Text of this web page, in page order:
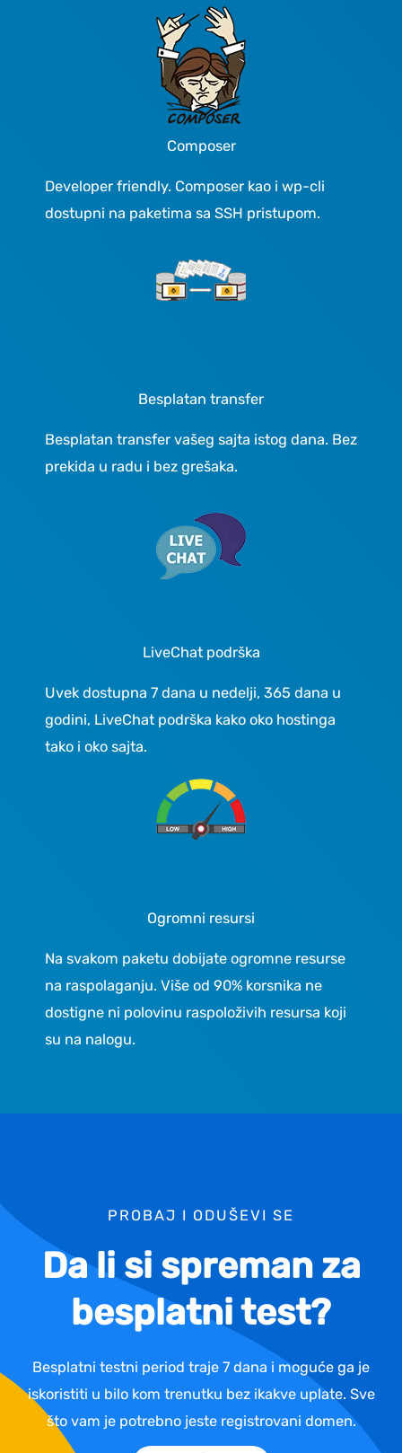
Composer
Developer friendly. Composer kao i wp-cli
dostupni na paketima sa SSH pristupom.
Besplatan transfer
Besplatan transfer vašeg sajta istog dana. Bez
prekida u radu i bez grešaka.
LiveChat podrška
Uvek dostupna 7 dana u nedelji, 365 dana u
godini, LiveChat podrška kako oko hostinga
tako i oko sajta.
Ogromni resursi
Na svakom paketu dobijate ogromne resurse
na raspolaganju. Više od 90% korsnika ne
dostigne ni polovinu raspoloživih resursa koji
su na nalogu.
PROBAJ I ODUŠEVI SE
Da li si spreman za
besplatni test?
Besplatni testni period traje 7 dana i moguće ga je
iskoristiti u bilo kom trenutku bez ikakve uplate. Sve
što vam je potrebno jeste registrovani domen.